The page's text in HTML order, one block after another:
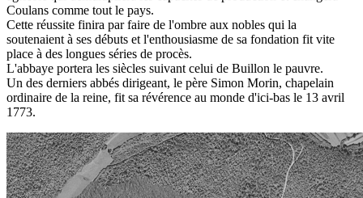
Coulans comme tout le pays.
Cette réussite finira par faire de l'ombre aux nobles qui la
soutenaient à ses débuts et l'enthousiasme de sa fondation fit vite
place à des longues séries de procès.
L'abbaye portera les siècles suivant celui de Buillon le pauvre.
Un des derniers abbés dirigeant, le père Simon Morin, chapelain
ordinaire de la reine, fit sa révérence au monde d'ici-bas le 13 avril
1773.